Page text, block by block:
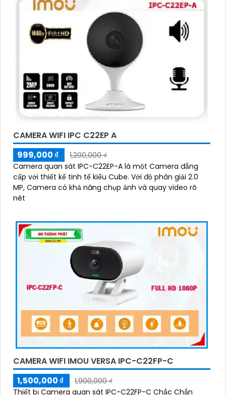
CAMERA WIFI IPC C22EP A
999,000 ₫
1,200,000 ₫
Camera quan sát IPC-C22EP-A là một Camera đẳng
cấp với thiết kế tinh tế kiểu Cube. Với độ phân giải 2.0
MP, Camera có khả năng chụp ảnh và quay video rõ
nét
CAMERA WIFI IMOU VERSA IPC-C22FP-C
1,500,000 ₫
1,900,000 ₫
Thiết bị Camera quan sát IPC-C22FP-C Chắc Chắn